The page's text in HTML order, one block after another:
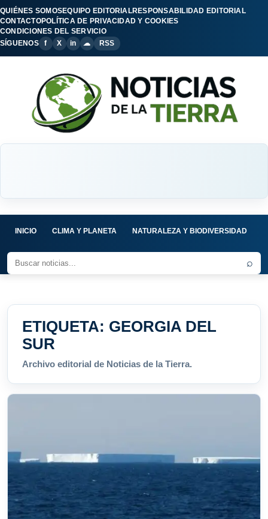
QUIÉNES SOMOSEQUIPO EDITORIALRESPONSABILIDAD EDITORIAL
CONTACTOPOLÍTICA DE PRIVACIDAD Y COOKIES
CONDICIONES DEL SERVICIO
SÍGUENOS
f X in ☁ RSS
INICIO CLIMA Y PLANETA NATURALEZA Y BIODIVERSIDAD
⌕
ETIQUETA: GEORGIA DEL
SUR
Archivo editorial de Noticias de la Tierra.